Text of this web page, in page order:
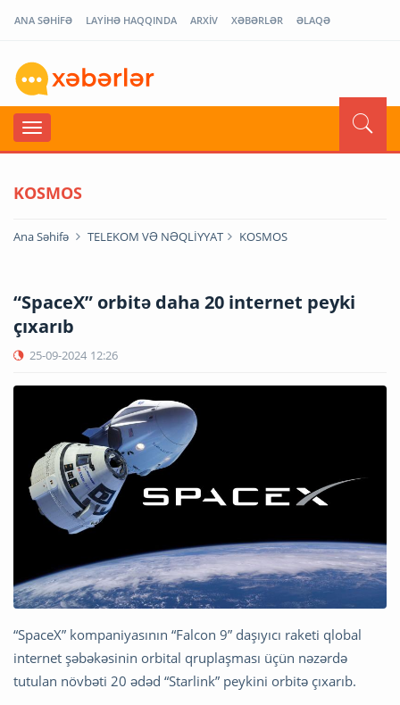
ANA SƏHİFƏ LAYİHƏ HAQQINDA ARXİV XƏBƏRLƏR ƏLAQƏ
KOSMOS
Ana Səhifə TELEKOM VƏ NƏQLİYYAT KOSMOS
“SpaceX” orbitə daha 20 internet peyki
çıxarıb
25-09-2024 12:26
“SpaceX” kompaniyasının “Falcon 9” daşıyıcı raketi qlobal
internet şəbəkəsinin orbital qruplaşması üçün nəzərdə
tutulan növbəti 20 ədəd “Starlink” peykini orbitə çıxarıb.